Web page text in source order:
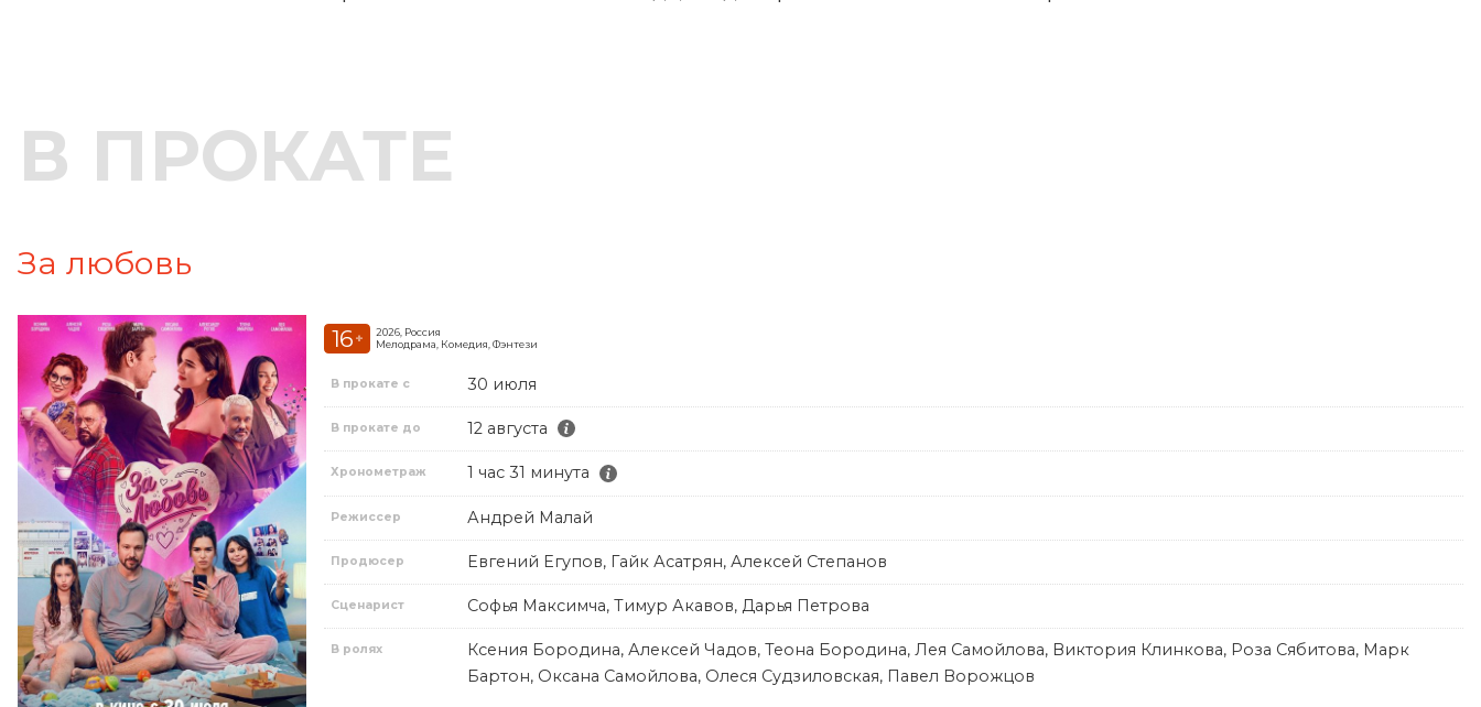
В ПРОКАТЕ
За любовь
16 +
2026, Россия
Мелодрама, Комедия, Фэнтези
В прокате с 30 июля
В прокате до 12 августа
Хронометраж 1 час 31 минута
Режиссер Андрей Малай
Продюсер Евгений Егупов, Гайк Асатрян, Алексей Степанов
Сценарист Софья Максимча, Тимур Акавов, Дарья Петрова
В ролях
Ксения Бородина, Алексей Чадов, Теона Бородина, Лея Самойлова, Виктория Клинкова, Роза Сябитова, Марк
Бартон, Оксана Самойлова, Олеся Судзиловская, Павел Ворожцов